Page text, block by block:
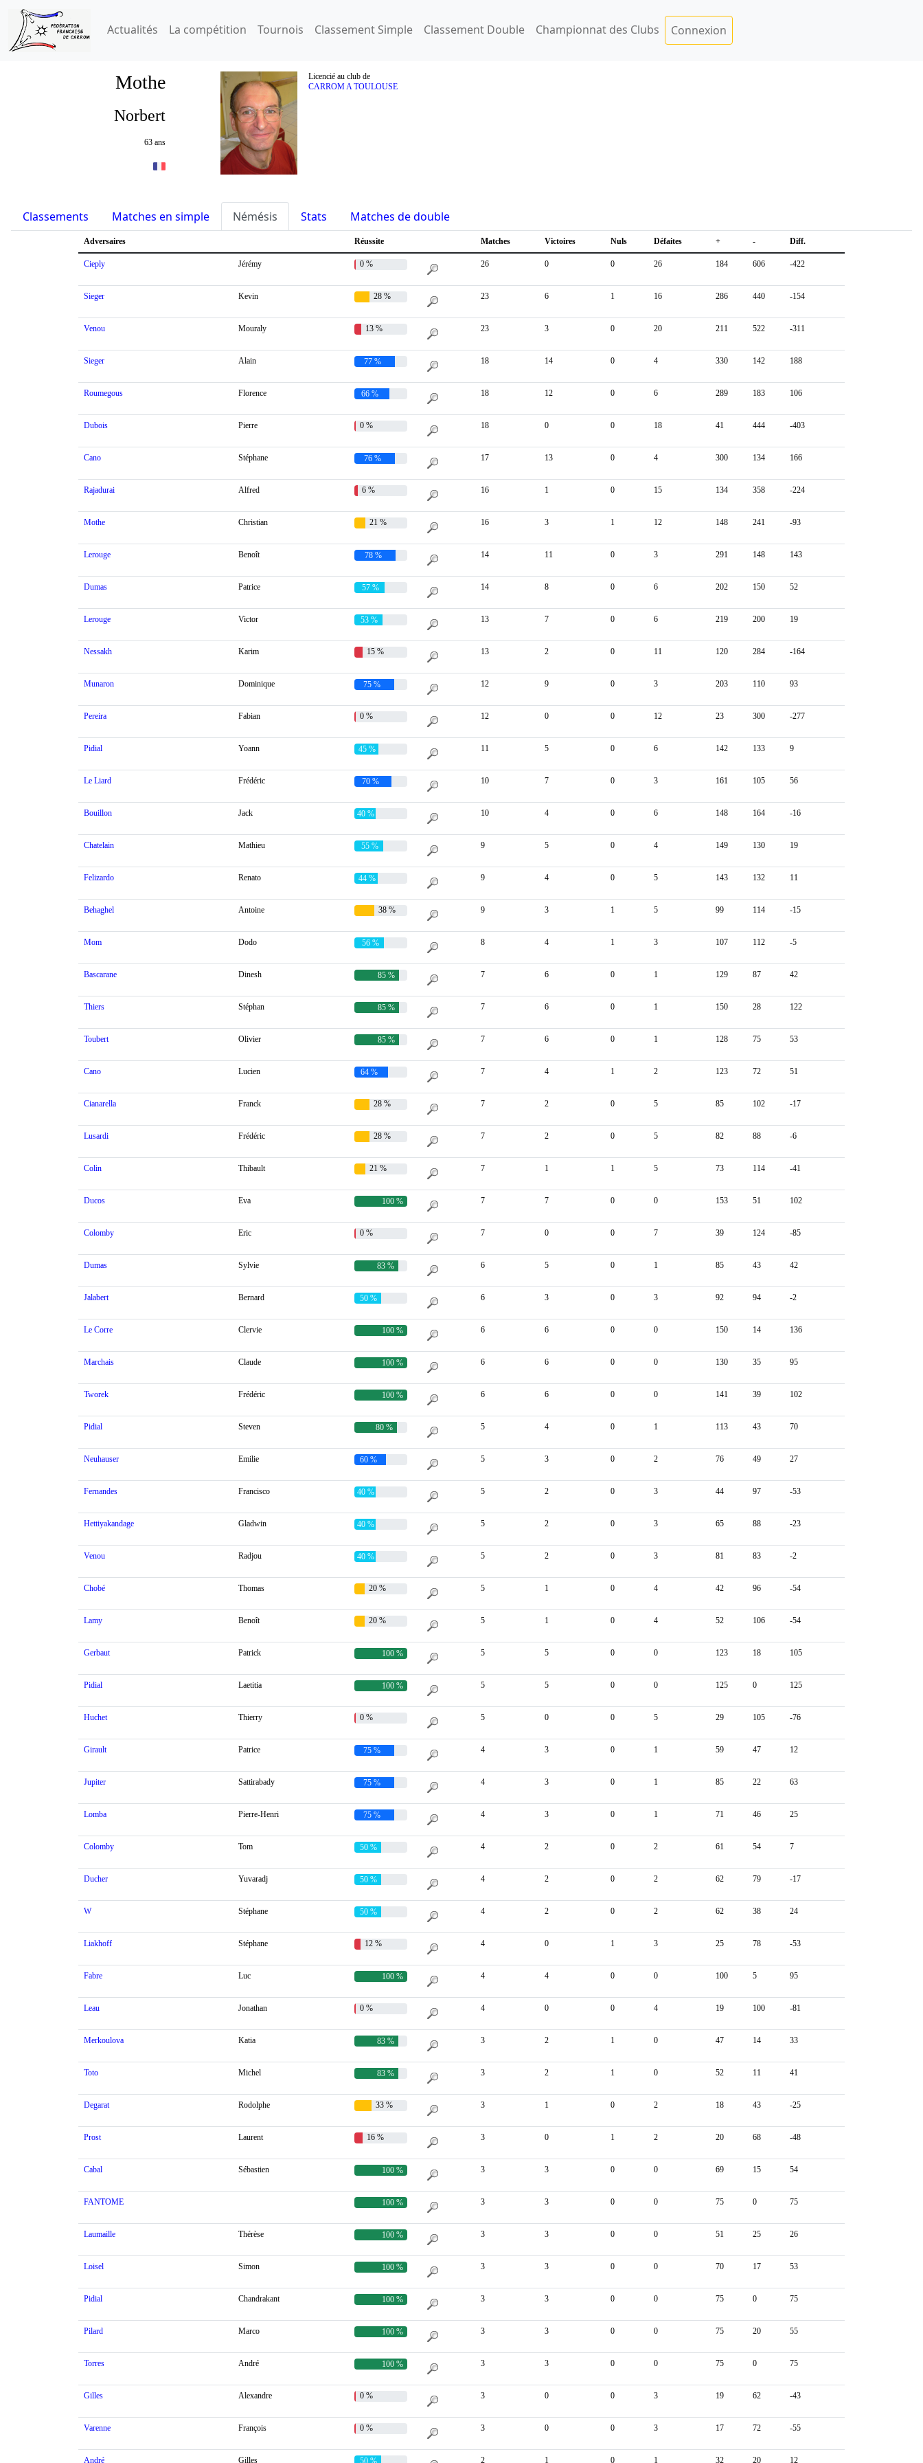
Actualités La compétition Tournois Classement Simple Classement Double Championnat des Clubs Connexion
Mothe
Licencié au club de
CARROM A TOULOUSE
Norbert
63 ans
Classements Matches en simple Némésis Stats Matches de double
Adversaires Réussite Matches Victoires Nuls Défaites + - Diff.
Cieply Jérémy 0 % 26 0 0 26 184 606 -422
Sieger Kevin 28 % 23 6 1 16 286 440 -154
Venou Mouraly 13 % 23 3 0 20 211 522 -311
Sieger Alain 77 % 18 14 0 4 330 142 188
Roumegous Florence 66 % 18 12 0 6 289 183 106
Dubois Pierre 0 % 18 0 0 18 41 444 -403
Cano Stéphane 76 % 17 13 0 4 300 134 166
Rajadurai Alfred 6 % 16 1 0 15 134 358 -224
Mothe Christian 21 % 16 3 1 12 148 241 -93
Lerouge Benoît 78 % 14 11 0 3 291 148 143
Dumas Patrice 57 % 14 8 0 6 202 150 52
Lerouge Victor 53 % 13 7 0 6 219 200 19
Nessakh Karim 15 % 13 2 0 11 120 284 -164
Munaron Dominique 75 % 12 9 0 3 203 110 93
Pereira Fabian 0 % 12 0 0 12 23 300 -277
Pidial Yoann 45 % 11 5 0 6 142 133 9
Le Liard Frédéric 70 % 10 7 0 3 161 105 56
Bouillon Jack 40 % 10 4 0 6 148 164 -16
Chatelain Mathieu 55 % 9 5 0 4 149 130 19
Felizardo Renato 44 % 9 4 0 5 143 132 11
Behaghel Antoine 38 % 9 3 1 5 99 114 -15
Mom Dodo 56 % 8 4 1 3 107 112 -5
Bascarane Dinesh 85 % 7 6 0 1 129 87 42
Thiers Stéphan 85 % 7 6 0 1 150 28 122
Toubert Olivier 85 % 7 6 0 1 128 75 53
Cano Lucien 64 % 7 4 1 2 123 72 51
Cianarella Franck 28 % 7 2 0 5 85 102 -17
Lusardi Frédéric 28 % 7 2 0 5 82 88 -6
Colin Thibault 21 % 7 1 1 5 73 114 -41
Ducos Eva 100 % 7 7 0 0 153 51 102
Colomby Eric 0 % 7 0 0 7 39 124 -85
Dumas Sylvie 83 % 6 5 0 1 85 43 42
Jalabert Bernard 50 % 6 3 0 3 92 94 -2
Le Corre Clervie 100 % 6 6 0 0 150 14 136
Marchais Claude 100 % 6 6 0 0 130 35 95
Tworek Frédéric 100 % 6 6 0 0 141 39 102
Pidial Steven 80 % 5 4 0 1 113 43 70
Neuhauser Emilie 60 % 5 3 0 2 76 49 27
Fernandes Francisco 40 % 5 2 0 3 44 97 -53
Hettiyakandage Gladwin 40 % 5 2 0 3 65 88 -23
Venou Radjou 40 % 5 2 0 3 81 83 -2
Chobé Thomas 20 % 5 1 0 4 42 96 -54
Lamy Benoît 20 % 5 1 0 4 52 106 -54
Gerbaut Patrick 100 % 5 5 0 0 123 18 105
Pidial Laetitia 100 % 5 5 0 0 125 0 125
Huchet Thierry 0 % 5 0 0 5 29 105 -76
Girault Patrice 75 % 4 3 0 1 59 47 12
Jupiter Sattirabady 75 % 4 3 0 1 85 22 63
Lomba Pierre-Henri 75 % 4 3 0 1 71 46 25
Colomby Tom 50 % 4 2 0 2 61 54 7
Ducher Yuvaradj 50 % 4 2 0 2 62 79 -17
W Stéphane 50 % 4 2 0 2 62 38 24
Liakhoff Stéphane 12 % 4 0 1 3 25 78 -53
Fabre Luc 100 % 4 4 0 0 100 5 95
Leau Jonathan 0 % 4 0 0 4 19 100 -81
Merkoulova Katia 83 % 3 2 1 0 47 14 33
Toto Michel 83 % 3 2 1 0 52 11 41
Degarat Rodolphe 33 % 3 1 0 2 18 43 -25
Prost Laurent 16 % 3 0 1 2 20 68 -48
Cabal Sébastien 100 % 3 3 0 0 69 15 54
FANTOME 100 % 3 3 0 0 75 0 75
Laumaille Thérèse 100 % 3 3 0 0 51 25 26
Loisel Simon 100 % 3 3 0 0 70 17 53
Pidial Chandrakant 100 % 3 3 0 0 75 0 75
Pilard Marco 100 % 3 3 0 0 75 20 55
Torres André 100 % 3 3 0 0 75 0 75
Gilles Alexandre 0 % 3 0 0 3 19 62 -43
Varenne François 0 % 3 0 0 3 17 72 -55
André Gilles 50 % 2 1 0 1 32 20 12